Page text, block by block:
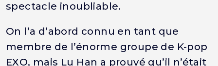
spectacle inoubliable.
On l’a d’abord connu en tant que
membre de l’énorme groupe de K-pop
EXO, mais Lu Han a prouvé qu’il n’était